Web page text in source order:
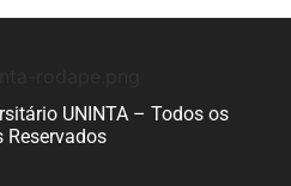
UNINTA – Todos os
Reservados